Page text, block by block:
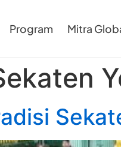
Program Mitra